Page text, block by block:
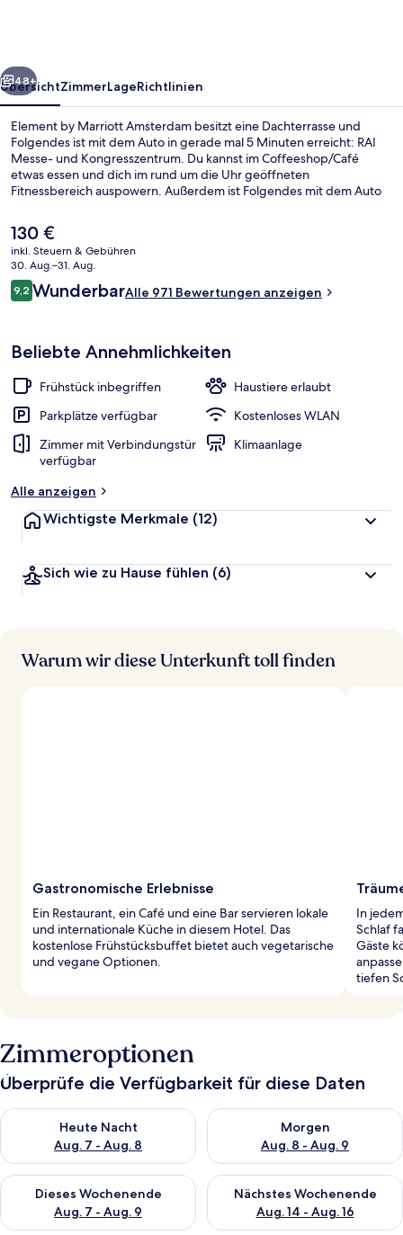
Weiter
48+
ÜbersichtZimmerLageRichtlinien
Element by Marriott Amsterdam besitzt eine Dachterrasse und
Folgendes ist mit dem Auto in gerade mal 5 Minuten erreicht: RAI
Messe- und Kongresszentrum. Du kannst im Coffeeshop/Café
etwas essen und dich im rund um die Uhr geöffneten
Fitnessbereich auspowern. Außerdem ist Folgendes mit dem Auto
Dome. Andere Reisende lieben das hilfsbereite Personal und den
Allgemeinzustand. Die Unterkunft ist nur einen kurzen Fußmarsch
von den öffentlichen Verkehrsmitteln entfernt: Zur U-Bahn läuft
man 7 Minuten (Straßenbahnhaltestelle A.J. Ernststraat) bzw. 11
Minuten (Haltestelle Boelelaan/Vrije Universiteit).
Der
aktuelle
Preis
beträgt
130 €.
130 €
inkl. Steuern & Gebühren
30. Aug.–31. Aug.
Bewertungen
9,29,2 von 10.
WunderbarAlle 971 Bewertungen anzeigen
Beliebte Annehmlichkeiten
Frühstück inbegriffen
Haustiere erlaubt
Parkplätze verfügbar
Kostenloses WLAN
Zimmer mit Verbindungstür
verfügbar
Klimaanlage
Alle anzeigen
Wichtigste Merkmale (12)
Sich wie zu Hause fühlen (6)
Warum wir diese Unterkunft toll finden
Gastronomische Erlebnisse
Ein Restaurant, ein Café und eine Bar servieren lokale
und internationale Küche in diesem Hotel. Das
kostenlose Frühstücksbuffet bietet auch vegetarische
und vegane Optionen.
In
Schlaf
Gäste
tiefen
Zimmeroptionen
Überprüfe die Verfügbarkeit für diese Daten
Heute Nacht
Aug. 7 - Aug. 8
Überprüfe die Verfügbarkeit für heute Nacht, Aug. 7 - Aug. 8.
Morgen
Aug. 8 - Aug. 9
Überprüfe die Verfügbarkeit
Dieses Wochenende
Aug. 7 - Aug. 9
Überprüfe die Verfügbarkeit für dieses Wochenende, Aug. 7
Nächstes Wochenende
Aug. 14 - Aug. 16
Überprüfe die Verfügbarkeit